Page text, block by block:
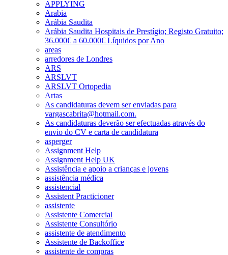
APPLYING
Arabia
Arábia Saudita
Arábia Saudita Hospitais de Prestígio; Registo Gratuito;
36.000€ a 60.000€ Líquidos por Ano
areas
arredores de Londres
ARS
ARSLVT
ARSLVT Ortopedia
Artas
As candidaturas devem ser enviadas para
vargascabrita@hotmail.com.
As candidaturas deverão ser efectuadas através do
envio do CV e carta de candidatura
asperger
Assignment Help
Assignment Help UK
Assistência e apoio a crianças e jovens
assistência médica
assistencial
Assistent Practicioner
assistente
Assistente Comercial
Assistente Consultório
assistente de atendimento
Assistente de Backoffice
assistente de compras